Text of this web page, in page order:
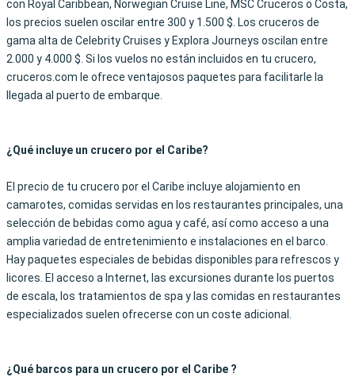
con Royal Caribbean, Norwegian Cruise Line, MSC Cruceros o Costa,
los precios suelen oscilar entre 300 y 1.500 $. Los cruceros de
gama alta de Celebrity Cruises y Explora Journeys oscilan entre
2.000 y 4.000 $. Si los vuelos no están incluidos en tu crucero,
cruceros.com le ofrece ventajosos paquetes para facilitarle la
llegada al puerto de embarque.
¿Qué incluye un crucero por el Caribe?
El precio de tu crucero por el Caribe incluye alojamiento en
camarotes, comidas servidas en los restaurantes principales, una
selección de bebidas como agua y café, así como acceso a una
amplia variedad de entretenimiento e instalaciones en el barco.
Hay paquetes especiales de bebidas disponibles para refrescos y
licores. El acceso a Internet, las excursiones durante los puertos
de escala, los tratamientos de spa y las comidas en restaurantes
especializados suelen ofrecerse con un coste adicional.
¿Qué barcos para un crucero por el Caribe ?